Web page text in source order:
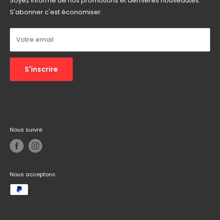
Email :informatech.contact@gmail.com
S'abonner c'est économiser.
Votre email
S'inscrire
Nous suivre
Nous acceptons